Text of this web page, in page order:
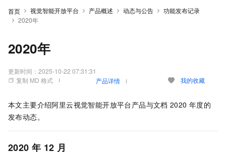
首页 视觉智能开放平台 产品概述 动态与公告
功能发布记录
2020年
2020年
更新时间： 2025-10-22 07:31:31
复制 MD 格式
产品详情 我的收藏
本文主要介绍阿里云视觉智能开放平台产品与文档 2020 年度的
发布动态。
2020 年 12 月